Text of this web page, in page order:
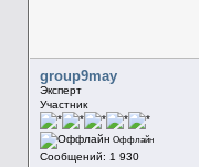
group9may
Эксперт
Участник
Оффлайн
Сообщений: 1 930